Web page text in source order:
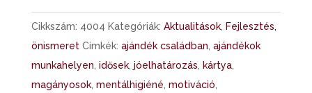
Cikkszám: 4004 Kategóriák: Aktualitások, Fejlesztés,
önismeret Címkék: ajándék családban, ajándékok
munkahelyen, idősek, jóelhatározás, kártya,
magányosok, mentálhigiéné, motiváció,